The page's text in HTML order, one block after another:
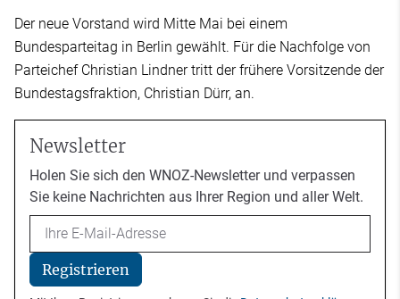
Der neue Vorstand wird Mitte Mai bei einem
Bundesparteitag in Berlin gewählt. Für die Nachfolge von
Parteichef Christian Lindner tritt der frühere Vorsitzende der
Bundestagsfraktion, Christian Dürr, an.
Newsletter
Holen Sie sich den WNOZ-Newsletter und verpassen
Sie keine Nachrichten aus Ihrer Region und aller Welt.
Email
Registrieren